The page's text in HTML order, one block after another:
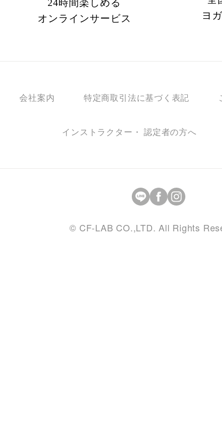
24時間楽しめる
オンラインサービス
ヨ
会社案内 特定商取引法に基づく表記
インストラクター・ 認定者の方へ
© CF-LAB CO.,LTD. All Rights